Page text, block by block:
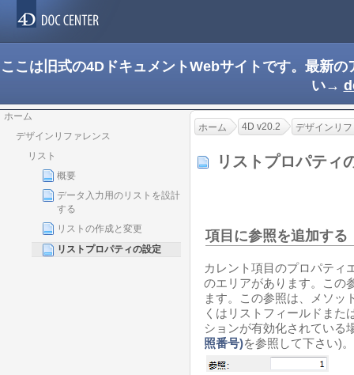
ここは旧式の4DドキュメントWebサイトです。最新
い→
ホーム
デザインリファレンス
リスト
概要
データ入力用のリストを設計
する
リストの作成と変更
リストプロパティの設定
ホーム 4D v20.2 デザインリ
リストプロパテ
項目に参照を追加する
カレント項目のプロパティ
のエリアがあります。この
ます。この参照は、メソッ
くはリストフィールドまた
ションが有効化されている
照番号)を参照して下さい)。